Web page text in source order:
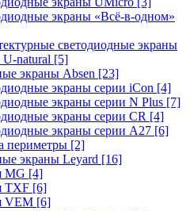
экраны «Всё-в-одном»
светодиодные экраны
U-natural [5]
экраны Absen [23]
экраны серии iCon [4]
экраны серии N Plus [7]
экраны серии CR [4]
экраны серии А27 [6]
периметры [2]
экраны Leyard [16]
MG [4]
TXF [6]
VEM [6]